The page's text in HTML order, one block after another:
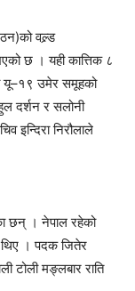
वल्र्ड
छ । यही कात्तिक ८
यू–१९ उमेर समूहको
दर्शन र सलोनी
इन्दिरा निरौलाले
छन् । नेपाल रहेको
थिए । पदक जितेर
टोली मङ्लबार राति